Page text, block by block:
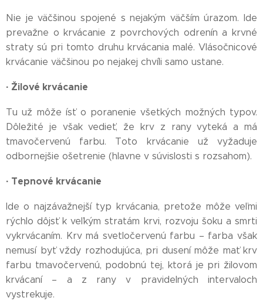
Nie je väčšinou spojené s nejakým väčším úrazom. Ide
prevažne o krvácanie z povrchových odrenín a krvné
straty sú pri tomto druhu krvácania malé. Vlásočnicové
krvácanie väčšinou po nejakej chvíli samo ustane.
· Žilové krvácanie
Tu už môže ísť o poranenie všetkých možných typov.
Dôležité je však vedieť, že krv z rany vyteká a má
tmavočervenú farbu. Toto krvácanie už vyžaduje
odbornejšie ošetrenie (hlavne v súvislosti s rozsahom).
· Tepnové krvácanie
Ide o najzávažnejší typ krvácania, pretože môže veľmi
rýchlo dôjsť k veľkým stratám krvi, rozvoju šoku a smrti
vykrvácaním. Krv má svetločervenú farbu – farba však
nemusí byť vždy rozhodujúca, pri dusení môže mať krv
farbu tmavočervenú, podobnú tej, ktorá je pri žilovom
krvácaní – a z rany v pravidelných intervaloch
vystrekuje.